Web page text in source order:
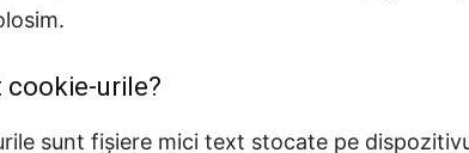
cookie-urile?
sunt fișiere mici text stocate pe